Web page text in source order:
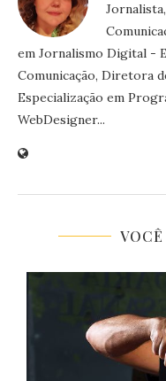
em Jornalismo Digital -
Comunicação, Diretora
Especialização em
WebDesigner...